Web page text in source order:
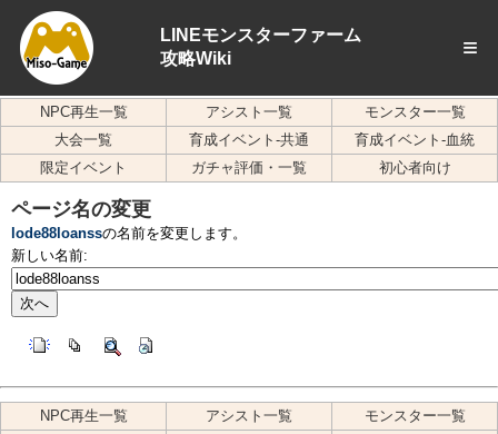
LINEモンスターファーム
攻略Wiki
≡
NPC再生一覧 アシスト一覧
モンスター一覧
大会一覧
育成イベント-共通
育成イベント-血統
限定イベント
ガチャ評価・一覧 初心者向け
ページ名の変更
lode88loanssの名前を変更します。
新しい名前:
NPC再生一覧 アシスト一覧
モンスター一覧